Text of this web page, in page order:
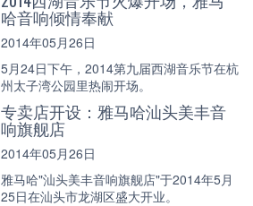
哈音响倾情奉献
2014年05月26日
5月24日下午，2014第九届西湖音乐节在杭
州太子湾公园里热闹开场。
专卖店开设：雅马哈汕头美丰音
响旗舰店
2014年05月26日
雅马哈"汕头美丰音响旗舰店"于2014年5月
25日在汕头市龙湖区盛大开业。